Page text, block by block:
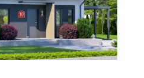
dychotomia tworzy
inwestycyjny, często
szumu i emocjonalnych